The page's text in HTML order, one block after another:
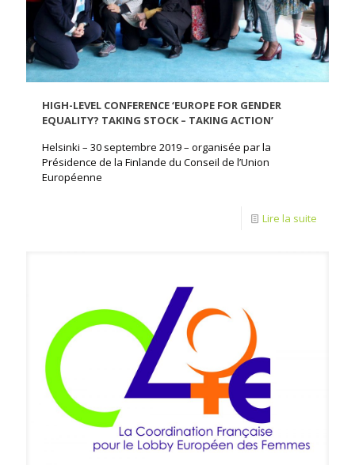
HIGH-LEVEL CONFERENCE ‘EUROPE FOR GENDER
EQUALITY? TAKING STOCK – TAKING ACTION’
Helsinki – 30 septembre 2019 – organisée par la
Présidence de la Finlande du Conseil de l’Union
Européenne
Lire la suite